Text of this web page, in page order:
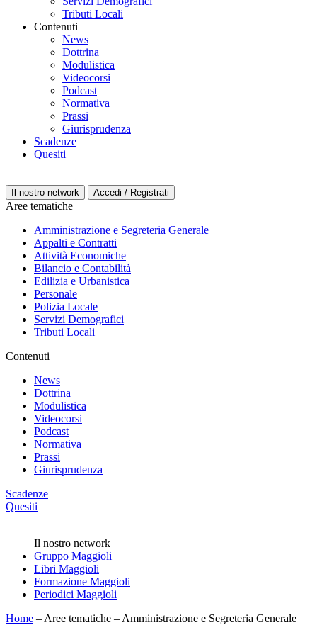
Tributi Locali
Contenuti
News
Dottrina
Modulistica
Videocorsi
Podcast
Normativa
Prassi
Giurisprudenza
Scadenze
Quesiti
Il nostro network Accedi / Registrati
Aree tematiche
Amministrazione e Segreteria Generale
Appalti e Contratti
Attività Economiche
Bilancio e Contabilità
Edilizia e Urbanistica
Personale
Polizia Locale
Servizi Demografici
Tributi Locali
Contenuti
News
Dottrina
Modulistica
Videocorsi
Podcast
Normativa
Prassi
Giurisprudenza
Scadenze
Quesiti
Il nostro network
Gruppo Maggioli
Libri Maggioli
Formazione Maggioli
Periodici Maggioli
Home – Aree tematiche – Amministrazione e Segreteria Generale